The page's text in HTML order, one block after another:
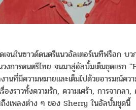
เจนในซาวด์ดนตรีแนวอัลเตอร์เนทีฟร็อก บ
วงการดนตรีไทย จนมาสู่อัลบั้มเต็มชุดแรก
านที่มีความหมายและเต็มไปด้วยอารมณ์ค
งราวทั้งความรัก, ความเศร้า, การจากลา
ถึงเพลงต่าง ๆ ของ Sherry ในอัลบั้มชุดนี้